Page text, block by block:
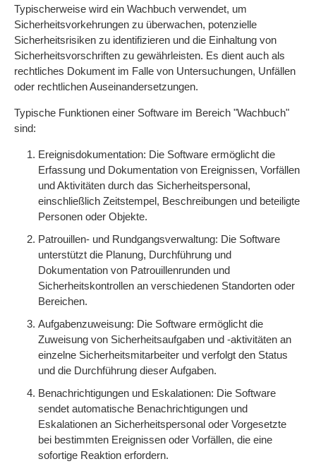
Typischerweise wird ein Wachbuch verwendet, um
Sicherheitsvorkehrungen zu überwachen, potenzielle
Sicherheitsrisiken zu identifizieren und die Einhaltung von
Sicherheitsvorschriften zu gewährleisten. Es dient auch als
rechtliches Dokument im Falle von Untersuchungen, Unfällen
oder rechtlichen Auseinandersetzungen.
Typische Funktionen einer Software im Bereich "Wachbuch"
sind:
Ereignisdokumentation: Die Software ermöglicht die
Erfassung und Dokumentation von Ereignissen, Vorfällen
und Aktivitäten durch das Sicherheitspersonal,
einschließlich Zeitstempel, Beschreibungen und beteiligte
Personen oder Objekte.
Patrouillen- und Rundgangsverwaltung: Die Software
unterstützt die Planung, Durchführung und
Dokumentation von Patrouillenrunden und
Sicherheitskontrollen an verschiedenen Standorten oder
Bereichen.
Aufgabenzuweisung: Die Software ermöglicht die
Zuweisung von Sicherheitsaufgaben und -aktivitäten an
einzelne Sicherheitsmitarbeiter und verfolgt den Status
und die Durchführung dieser Aufgaben.
Benachrichtigungen und Eskalationen: Die Software
sendet automatische Benachrichtigungen und
Eskalationen an Sicherheitspersonal oder Vorgesetzte
bei bestimmten Ereignissen oder Vorfällen, die eine
sofortige Reaktion erfordern.